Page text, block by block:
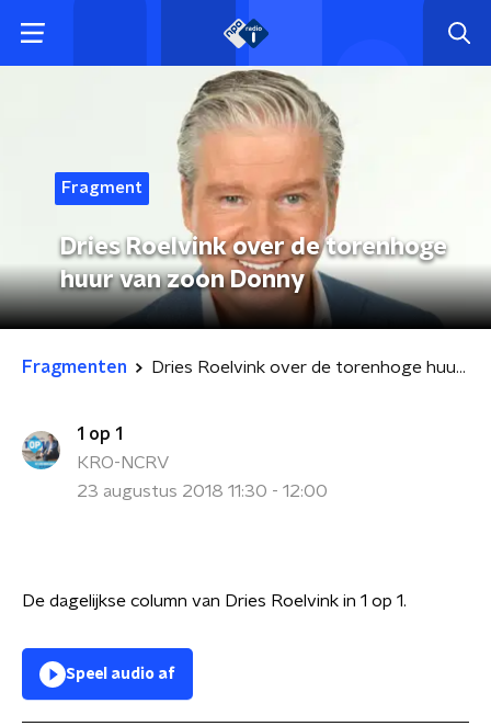
Fragment
Dries Roelvink over de torenhoge
huur van zoon Donny
Fragmenten Dries Roelvink over de torenhoge huur van zoon Donny
1 op 1
KRO-NCRV
23 augustus 2018 11:30 - 12:00
De dagelijkse column van Dries Roelvink in 1 op 1.
Speel audio af